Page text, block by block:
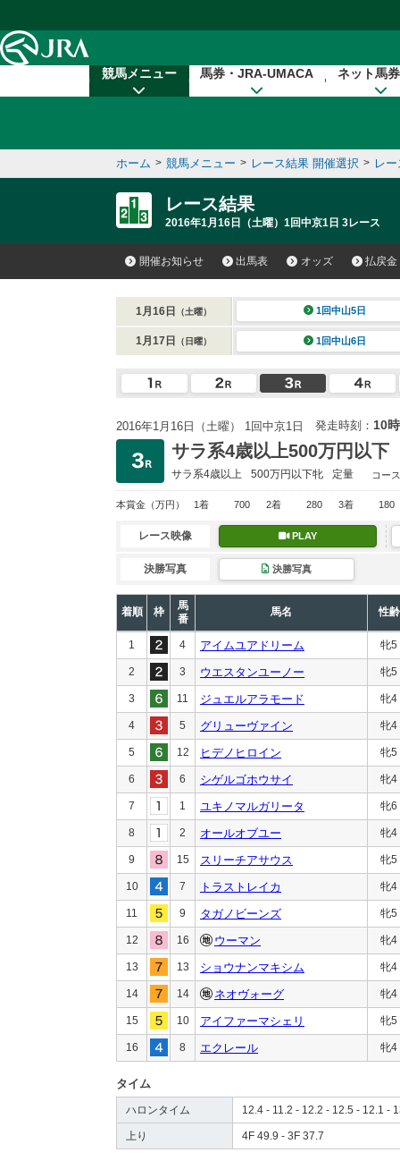
競馬メニュー 馬券・JRA-UMACA ネット馬
ホーム > 競馬メニュー > レース結果 開催選択 > レ
レース結果
2016年1月16日（土曜）1回中京1日 3レース
開催お知らせ 出馬表 オッズ 払戻金
1月16日 （土曜） 1回中山5日
1月17日 （日曜） 1回中山6日
2016年1月16日（土曜） 1回中京1日 発走時刻： 10
サラ系4歳以上500万円以下
サラ系4歳以上 500万円以下牝 定量 コー
本賞金 （万円） 1着 700 2着 280 3着 180
レース映像 PLAY
決勝写真 決勝写真
着順 枠
馬
番
馬名 性齢
1 4 アイムユアドリーム 牝5
2 3 ウエスタンユーノー 牝5
3 11 ジュエルアラモード 牝4
4 5 グリューヴァイン 牝4
5 12 ヒデノヒロイン 牝5
6 6 シゲルゴホウサイ 牝4
7 1 ユキノマルガリータ 牝6
8 2 オールオブユー 牝4
9 15 スリーチアサウス 牝5
10 7 トラストレイカ 牝4
11 9 タガノビーンズ 牝5
12 16 ウーマン 牝4
13 13 ショウナンマキシム 牝4
14 14 ネオヴォーグ 牝4
15 10 アイファーマシェリ 牝5
16 8 エクレール 牝4
タイム
ハロンタイム 12.4 - 11.2 - 12.2 - 12.5 - 12.1 -
上り 4F 49.9 - 3F 37.7